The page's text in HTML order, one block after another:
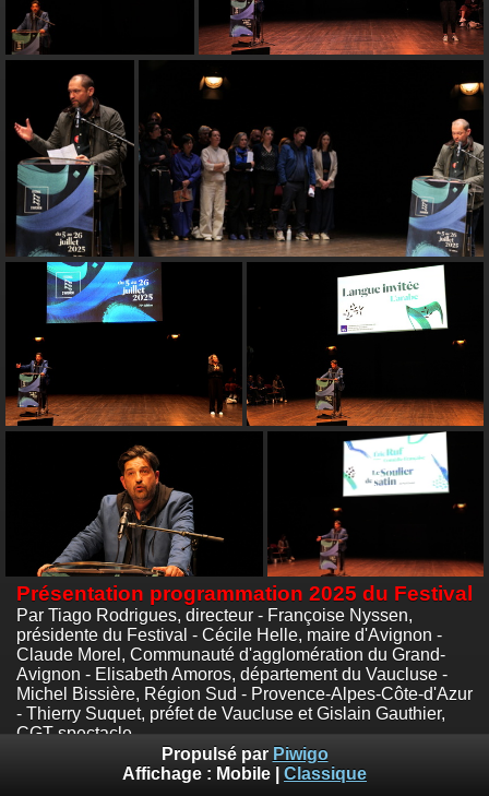
Présentation programmation 2025 du Festival
Par Tiago Rodrigues, directeur - Françoise Nyssen,
présidente du Festival - Cécile Helle, maire d'Avignon -
Claude Morel, Communauté d'agglomération du Grand-
Avignon - Elisabeth Amoros, département du Vaucluse -
Michel Bissière, Région Sud - Provence-Alpes-Côte-d'Azur
- Thierry Suquet, préfet de Vaucluse et Gislain Gauthier,
CGT spectacle.
La Fabrica, Avignon - mercredi 2 Avril 2025
© Emile Zeizig
Propulsé par Piwigo
Affichage : Mobile Classique